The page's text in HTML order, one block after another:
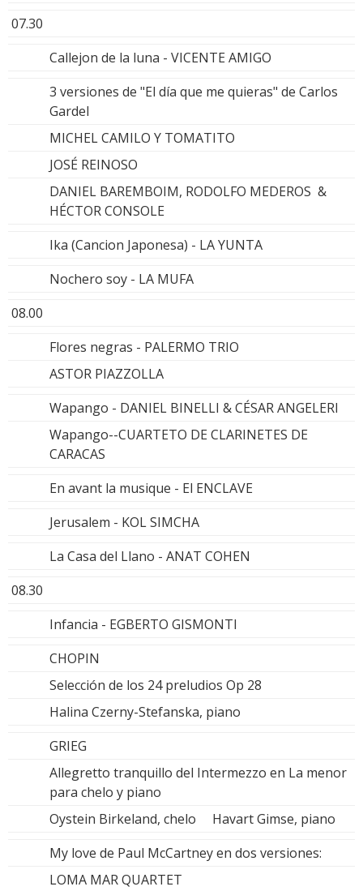
07.30
Callejon de la luna - VICENTE AMIGO
3 versiones de "El día que me quieras" de Carlos
Gardel
MICHEL CAMILO Y TOMATITO
JOSÉ REINOSO
DANIEL BAREMBOIM, RODOLFO MEDEROS &
HÉCTOR CONSOLE
Ika (Cancion Japonesa) - LA YUNTA
Nochero soy - LA MUFA
08.00
Flores negras - PALERMO TRIO
ASTOR PIAZZOLLA
Wapango - DANIEL BINELLI & CÉSAR ANGELERI
Wapango--CUARTETO DE CLARINETES DE
CARACAS
En avant la musique - El ENCLAVE
Jerusalem - KOL SIMCHA
La Casa del Llano - ANAT COHEN
08.30
Infancia - EGBERTO GISMONTI
CHOPIN
Selección de los 24 preludios Op 28
Halina Czerny-Stefanska, piano
GRIEG
Allegretto tranquillo del Intermezzo en La menor
para chelo y piano
Oystein Birkeland, chelo Havart Gimse, piano
My love de Paul McCartney en dos versiones:
LOMA MAR QUARTET